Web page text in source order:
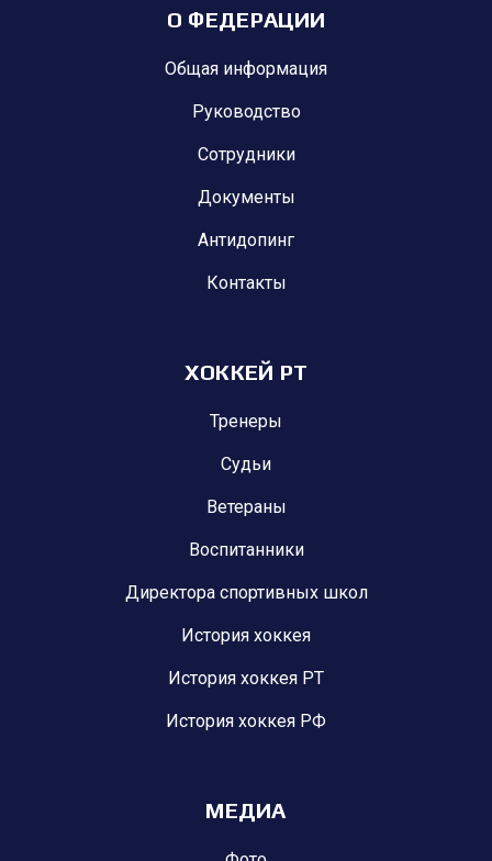
О ФЕДЕРАЦИИ
Общая информация
Руководство
Сотрудники
Документы
Антидопинг
Контакты
ХОККЕЙ РТ
Тренеры
Судьи
Ветераны
Воспитанники
Директора спортивных школ
История хоккея
История хоккея РТ
История хоккея РФ
МЕДИА